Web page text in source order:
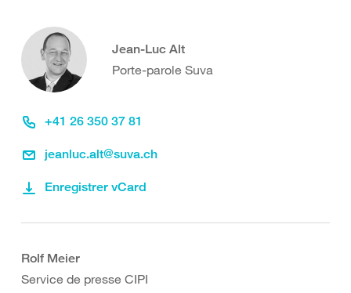
Jean-Luc Alt
Porte-parole Suva
+41 26 350 37 81
jeanluc.alt@suva.ch
Enregistrer vCard
Rolf Meier
Service de presse CIPI